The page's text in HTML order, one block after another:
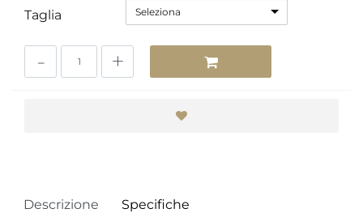
Taglia Seleziona
Descrizione Specifiche